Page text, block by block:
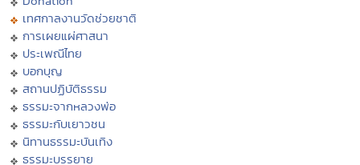
เทศกาลงานวัดช่วยชาติ
การเผยแผ่ศาสนา
ประเพณีไทย
บอกบุญ
สถานปฏิบัติธรรม
ธรรมะจากหลวงพ่อ
ธรรมะกับเยาวชน
นิทานธรรมะบันเทิง
ธรรมะบรรยาย